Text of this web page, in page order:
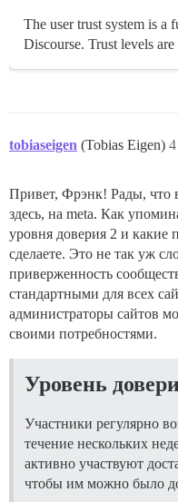
The user trust system is a
Discourse. Trust levels
tobiaseigen (Tobias Eigen) 4
Привет, Фрэнк! Рады, что
здесь, на meta. Как
уровня доверия 2 и какие
сделаете. Это не так уж
приверженность
стандартными для всех
администраторы сайтов
своими потребностями.
Уровень
Участники регулярно
течение нескольких
активно участвуют
чтобы им можно было